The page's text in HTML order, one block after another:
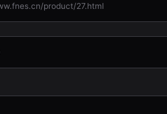
product/27.html